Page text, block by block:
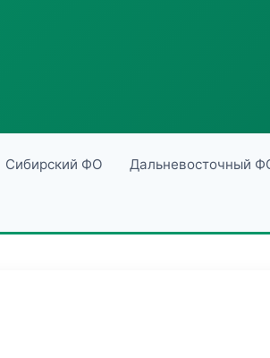
Сибирский ФО Дальневосточный